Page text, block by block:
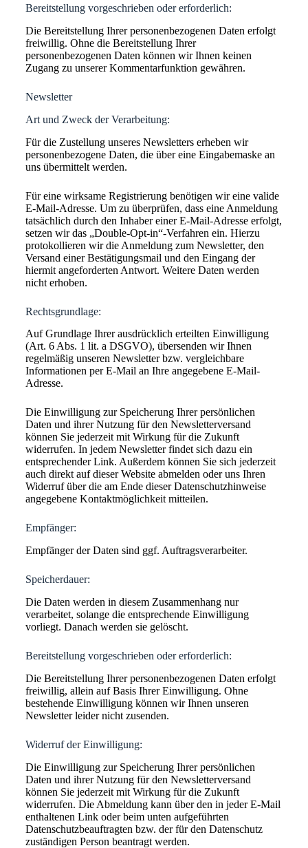
Bereitstellung vorgeschrieben oder erforderlich:
Die Bereitstellung Ihrer personenbezogenen Daten erfolgt
freiwillig. Ohne die Bereitstellung Ihrer
personenbezogenen Daten können wir Ihnen keinen
Zugang zu unserer Kommentarfunktion gewähren.
Newsletter
Art und Zweck der Verarbeitung:
Für die Zustellung unseres Newsletters erheben wir
personenbezogene Daten, die über eine Eingabemaske an
uns übermittelt werden.
Für eine wirksame Registrierung benötigen wir eine valide
E-Mail-Adresse. Um zu überprüfen, dass eine Anmeldung
tatsächlich durch den Inhaber einer E-Mail-Adresse erfolgt,
setzen wir das „Double-Opt-in“-Verfahren ein. Hierzu
protokollieren wir die Anmeldung zum Newsletter, den
Versand einer Bestätigungsmail und den Eingang der
hiermit angeforderten Antwort. Weitere Daten werden
nicht erhoben.
Rechtsgrundlage:
Auf Grundlage Ihrer ausdrücklich erteilten Einwilligung
(Art. 6 Abs. 1 lit. a DSGVO), übersenden wir Ihnen
regelmäßig unseren Newsletter bzw. vergleichbare
Informationen per E-Mail an Ihre angegebene E-Mail-
Adresse.
Die Einwilligung zur Speicherung Ihrer persönlichen
Daten und ihrer Nutzung für den Newsletterversand
können Sie jederzeit mit Wirkung für die Zukunft
widerrufen. In jedem Newsletter findet sich dazu ein
entsprechender Link. Außerdem können Sie sich jederzeit
auch direkt auf dieser Website abmelden oder uns Ihren
Widerruf über die am Ende dieser Datenschutzhinweise
angegebene Kontaktmöglichkeit mitteilen.
Empfänger:
Empfänger der Daten sind ggf. Auftragsverarbeiter.
Speicherdauer:
Die Daten werden in diesem Zusammenhang nur
verarbeitet, solange die entsprechende Einwilligung
vorliegt. Danach werden sie gelöscht.
Bereitstellung vorgeschrieben oder erforderlich:
Die Bereitstellung Ihrer personenbezogenen Daten erfolgt
freiwillig, allein auf Basis Ihrer Einwilligung. Ohne
bestehende Einwilligung können wir Ihnen unseren
Newsletter leider nicht zusenden.
Widerruf der Einwilligung:
Die Einwilligung zur Speicherung Ihrer persönlichen
Daten und ihrer Nutzung für den Newsletterversand
können Sie jederzeit mit Wirkung für die Zukunft
widerrufen. Die Abmeldung kann über den in jeder E-Mail
enthaltenen Link oder beim unten aufgeführten
Datenschutzbeauftragten bzw. der für den Datenschutz
zuständigen Person beantragt werden.